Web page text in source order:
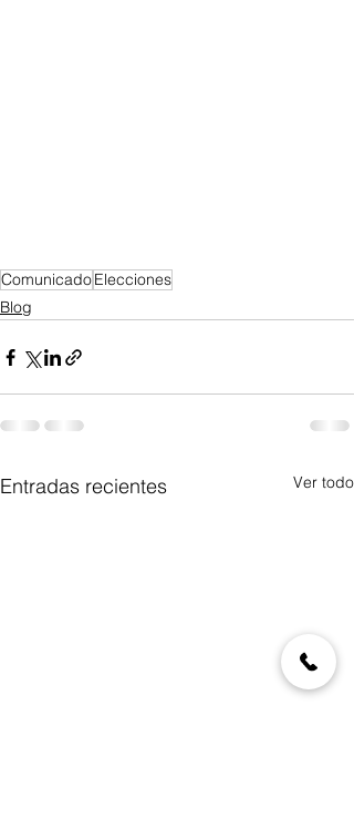
ComunicadoElecciones
Blog
Entradas recientes Ver todo